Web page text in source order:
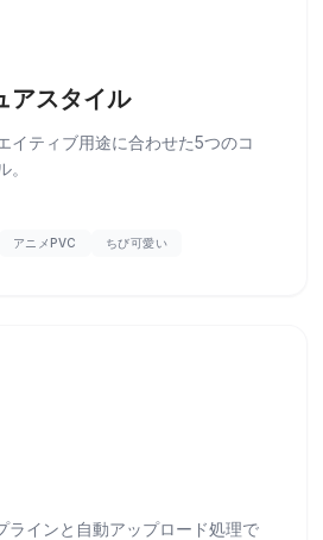
アスタイル
イティブ用途に合わせた5つのコ
アニメPVC ちび可愛い
ラインと自動アップロード処理で